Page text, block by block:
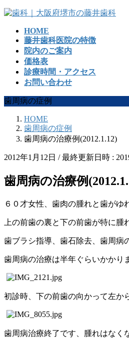
コ
ッ
プ
ナ
移
動
HOME
藤井歯科医院の特徴
院内のご案内
価格表
診療時間・アクセス
お問い合わせ
歯周病の症例
HOME
歯周病の症例
歯周病の治療例(2012.1.12)
2012年1月12日 / 最終更新日時 :
歯周病の治療例
６０才女性、歯肉の腫れと歯がゆ
上の前歯の裏と下の前歯が特に腫
歯ブラシ指導、歯石除去、歯周病
歯周病の治療は半年ぐらいかかり
初診時、下の前歯の向かって左か
歯周病治療終了です、腫れはなく